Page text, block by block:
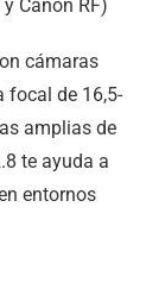
Canon RF)
cámaras
focal de 16,5-
amplias de
te ayuda a
entornos